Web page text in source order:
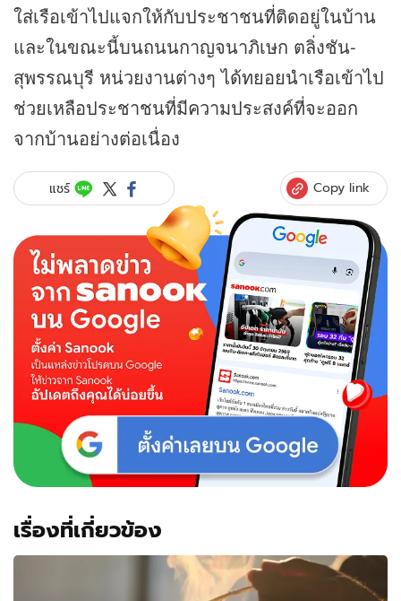
ใส่เรือเข้าไปแจกให้กับประชาชนที่ติดอยู่ในบ้าน
และในขณะนี้บนถนนกาญจนาภิเษก ตลิ่งชัน-
สุพรรณบุรี หน่วยงานต่างๆ ได้ทยอยนำเรือเข้าไป
ช่วยเหลือประชาชนที่มีความประสงค์ที่จะออก
จากบ้านอย่างต่อเนื่อง
แชร์ Copy link
เรื่องที่เกี่ยวข้อง